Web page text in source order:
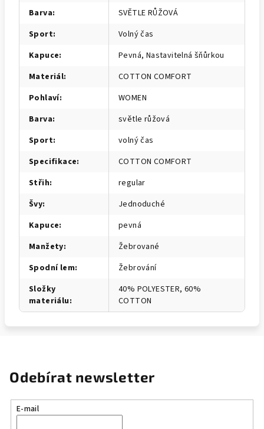
Barva:
SVĚTLE RŮŽOVÁ
Sport:
Volný čas
Kapuce:
Pevná, Nastavitelná šňůrkou
Materiál:
COTTON COMFORT
Pohlaví:
WOMEN
Barva:
světle růžová
Sport:
volný čas
Specifikace:
COTTON COMFORT
Střih:
regular
Švy:
Jednoduché
Kapuce:
pevná
Manžety:
Žebrované
Spodní lem:
Žebrování
Složky
materiálu:
40% POLYESTER, 60%
COTTON
Odebírat newsletter
E-mail